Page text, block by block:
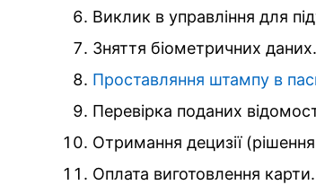
Виклик в управління для
Зняття біометричних даних.
Проставляння штампу в
Перевірка поданих
Отримання децизії
Оплата виготовлення карти.